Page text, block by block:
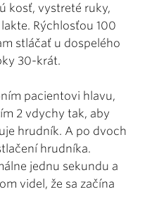
kosť, vystreté ruky,
Rýchlosťou 100
stláčať u dospelého
30-krát.
pacientovi hlavu,
2 vdychy tak, aby
hrudník. A po dvoch
hrudníka.
jednu sekundu a
videl, že sa začína